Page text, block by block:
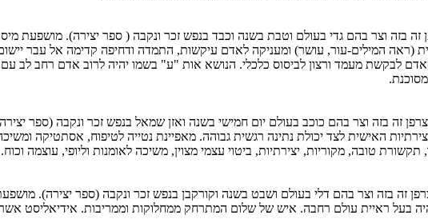
זה בזה וצר בהם גדי בעולם וטבת בשנה וכבד בנפש זכר ונקבה ( ספר יצירה).
(ראה המילים-עור, עושר) ומעניקה לאדם עיקשות, התמדה ודחיפה קדימה אל עבר
מעמד ורצון לביסוס כלכלי. הנושא אות "ע" בשמו יהיה לרוב אדם רחב לב עם
זה בזה וצר בהם כוכב בעולם יום חמישי בשנה ואזן שמאל בנפש זכר ונקבה (ספר
האישית לצד יכולת נתינה רגשית גבוהה. מאפיינת נטייה לטיפוח, אסתטיקה
תקשורת טובה, מקוריות, יצירתיות, ביטוי עצמי מצוין, משיכה לאומנות וליופי, עוצמה
זה בזה וצר בהם דלי בעולם ושבט בשנה וקורקבן בנפש זכר ונקבה (ספר יצירה).
בעל ראיית עולם רחבה. איש של שלום המתרחק ממחלוקות וממריבות. אידיאליסט